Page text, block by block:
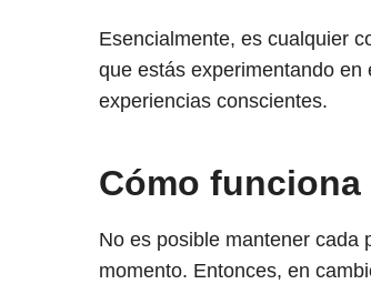
Esencialmente, es cualquier
que estás experimentando
experiencias conscientes.
Cómo
No es posible mantener cada
momento. Entonces, en